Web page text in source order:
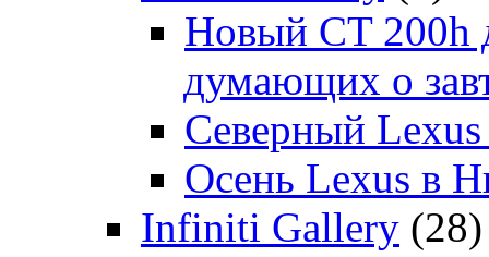
Новый CT 200h
думающих о
Северный Lexus
Осень Lexus в
Infiniti Gallery (28)